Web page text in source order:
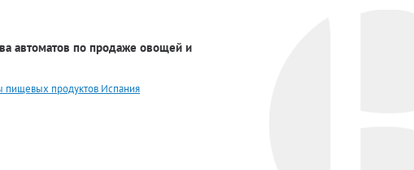
автоматов по продаже овощей и
пищевых продуктов Испания